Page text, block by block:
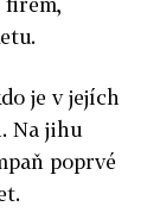
je v jejích
Na jihu
poprvé